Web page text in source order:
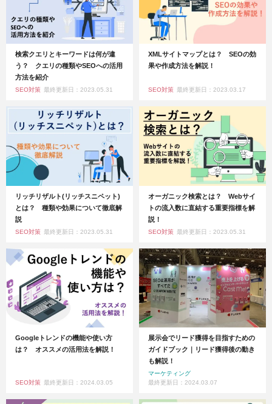
検索クエリとキーワードは何が違
う？ クエリの種類やSEOへの活用
方法を紹介
SEO対策 最終更新日：2023.05.31
XMLサイトマップとは？ SEOの効
果や作成方法を解説！
SEO対策 最終更新日：2023.03.17
リッチリザルト(リッチスニペット)
とは？ 種類や効果について徹底解
説
SEO対策 最終更新日：2023.05.31
オーガニック検索とは？ Webサイ
トの流入数に直結する重要指標を解
説！
SEO対策 最終更新日：2023.05.31
Googleトレンドの機能や使い方
は？ オススメの活用法を解説！
SEO対策 最終更新日：2024.03.05
展示会でリード獲得を目指すための
ガイドブック｜リード獲得後の動き
も解説！
マーケティング
最終更新日：2024.03.07